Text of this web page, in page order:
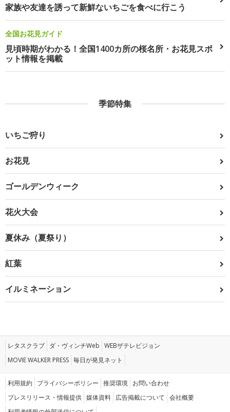
家族や友達を誘って新鮮ないちごを食べに行こう
全国お花見ガイド
見頃時期がわかる！全国1400カ所の桜名所・お花見スポ
ット情報を掲載
季節特集
いちご狩り
お花見
ゴールデンウィーク
花火大会
夏休み（夏祭り）
紅葉
イルミネーション
レタスクラブ ダ・ヴィンチWeb WEBザテレビジョン
MOVIE WALKER PRESS 毎日が発見ネット
利用規約 プライバシーポリシー 推奨環境 お問い合わせ
プレスリリース・情報提供 媒体資料 広告掲載について 会社概要